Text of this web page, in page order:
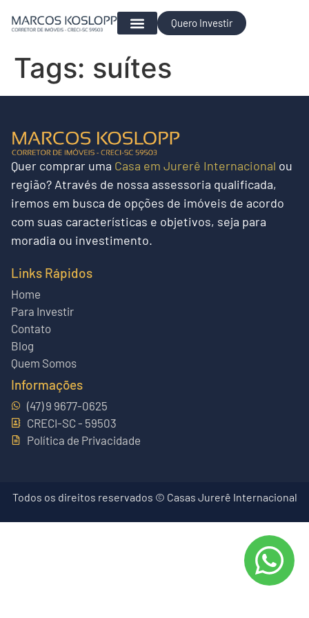
Quero Investir
Tags: suítes
Quer comprar uma Casa em Jurerê Internacional ou
região? Através de nossa assessoria qualificada,
iremos em busca de opções de imóveis de acordo
com suas características e objetivos, seja para
moradia ou investimento.
Links Rápidos
Home
Para Investir
Contato
Blog
Quem Somos
Informações
(47) 9 9677-0625
CRECI-SC - 59503
Política de Privacidade
Todos os direitos reservados © Casas Jurerê Internacional